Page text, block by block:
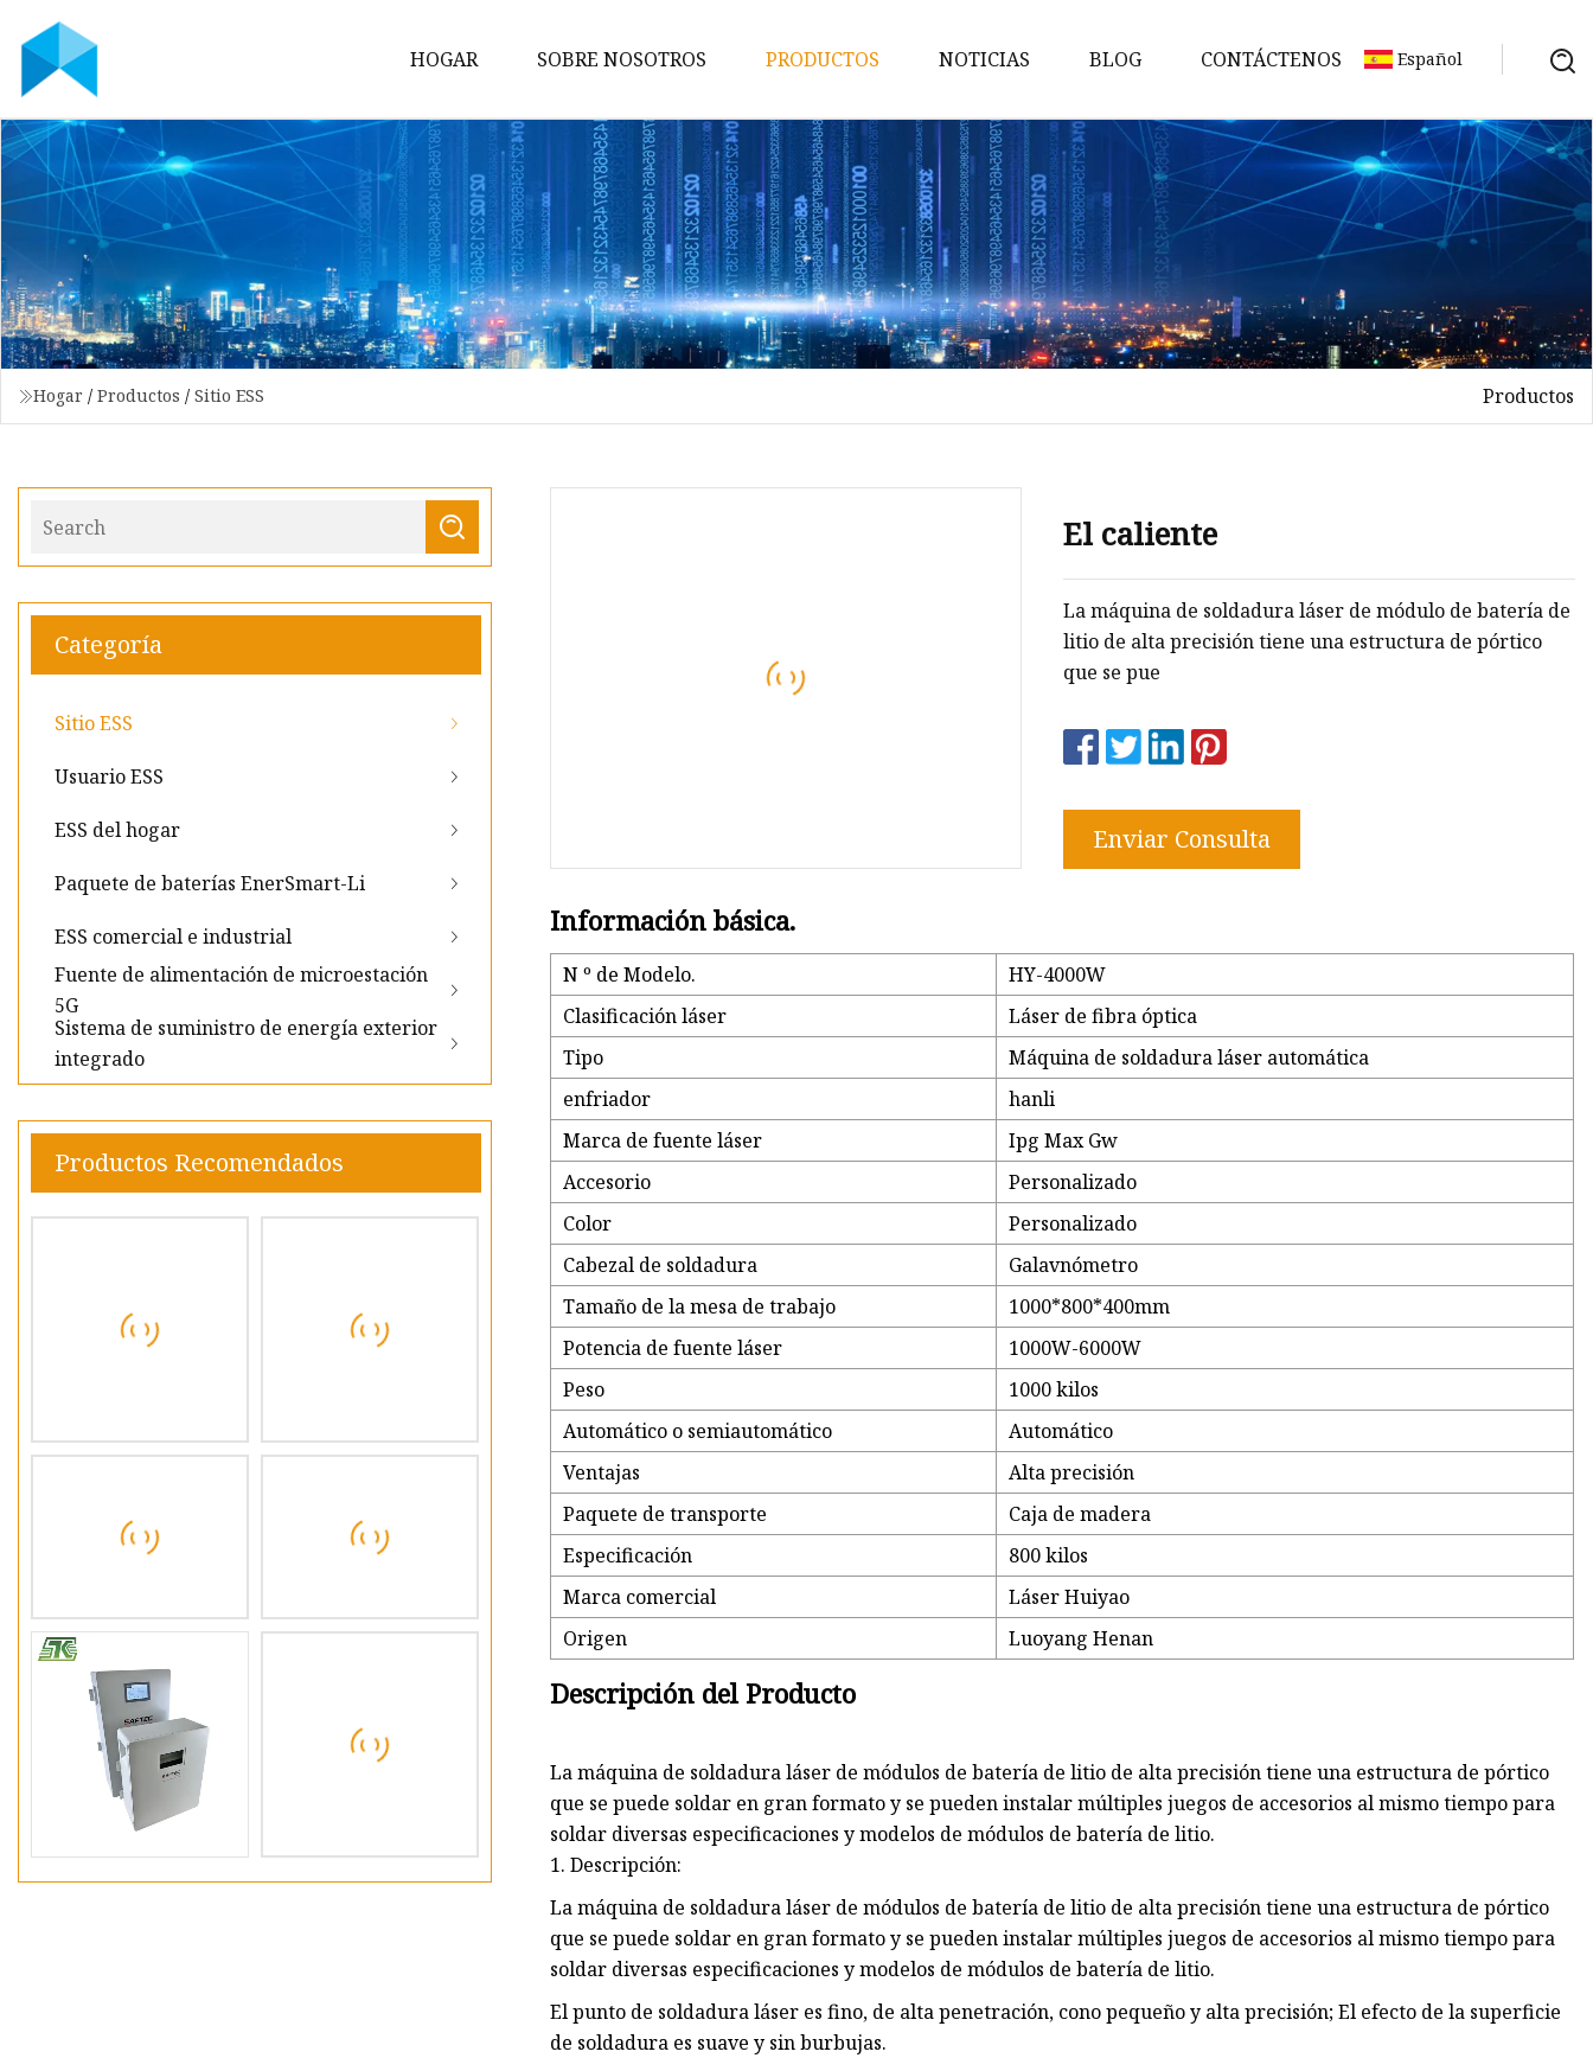
HOGAR SOBRE NOSOTROS PRODUCTOS
Sitio ESS
Usuario ESS
ESS del hogar
Paquete de baterías EnerSmart-
Li
ESS comercial e industrial
microestación 5G
NOTICIAS BLOG CONTÁCTENOS Español
Hogar / Productos / Sitio ESS Productos
Categoría
Sitio ESS
Usuario ESS
ESS del hogar
Paquete de baterías EnerSmart-Li
ESS comercial e industrial
Fuente de alimentación de microestación
5G
Sistema de suministro de energía exterior
integrado
Productos Recomendados
El caliente
La máquina de soldadura láser de módulo de batería de
litio de alta precisión tiene una estructura de pórtico
que se pue
Enviar Consulta
Información básica.
N º de Modelo.
HY-4000W
Clasificación láser
Láser de fibra óptica
Tipo
Máquina de soldadura láser automática
enfriador
hanli
Marca de fuente láser
Ipg Max Gw
Accesorio
Personalizado
Color
Personalizado
Cabezal de soldadura
Galavnómetro
Tamaño de la mesa de trabajo
1000*800*400mm
Potencia de fuente láser
1000W-6000W
Peso
1000 kilos
Automático o semiautomático
Automático
Ventajas
Alta precisión
Paquete de transporte
Caja de madera
Especificación
800 kilos
Marca comercial
Láser Huiyao
Origen
Luoyang Henan
Descripción del Producto
La máquina de soldadura láser de módulos de batería de litio de alta precisión tiene una estructura de pórtico
que se puede soldar en gran formato y se pueden instalar múltiples juegos de accesorios al mismo tiempo para
soldar diversas especificaciones y modelos de módulos de batería de litio.
1. Descripción:
La máquina de soldadura láser de módulos de batería de litio de alta precisión tiene una estructura de pórtico
que se puede soldar en gran formato y se pueden instalar múltiples juegos de accesorios al mismo tiempo para
soldar diversas especificaciones y modelos de módulos de batería de litio.
El punto de soldadura láser es fino, de alta penetración, cono pequeño y alta precisión; El efecto de la superficie
de soldadura es suave y sin burbujas.